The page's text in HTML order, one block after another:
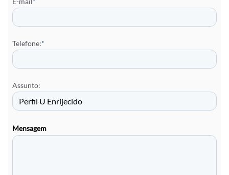
Telefone:*
Assunto:
Mensagem